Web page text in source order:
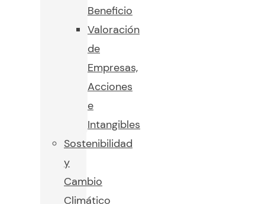
Beneficio
Valoración
de
Empresas,
Acciones
e
Intangibles
Sostenibilidad
y
Cambio
Climático